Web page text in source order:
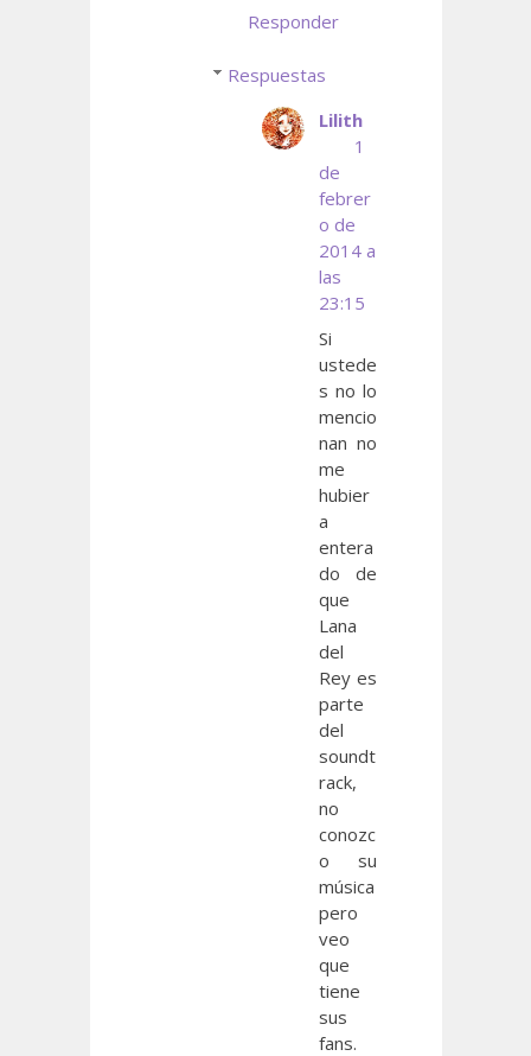
Responder
Respuestas
Lilith
1
de
febrer
o de
2014 a
las
23:15
Si
ustede
s no lo
mencio
nan no
me
hubier
a
entera
do de
que
Lana
del
Rey es
parte
del
soundt
rack,
no
conozc
o su
música
pero
veo
que
tiene
sus
fans.